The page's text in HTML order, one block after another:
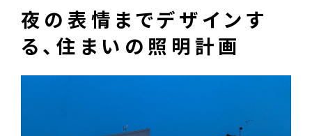
夜の表情までデザインす
る、住まいの照明計画